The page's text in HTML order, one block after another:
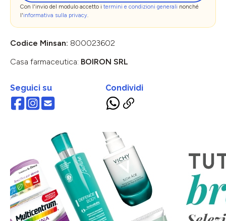
Con l'invio del modulo accetto i termini e condizioni generali nonché
l'informativa sulla privacy.
Codice Minsan: 800023602
Casa farmaceutica: BOIRON SRL
Seguici su Condividi